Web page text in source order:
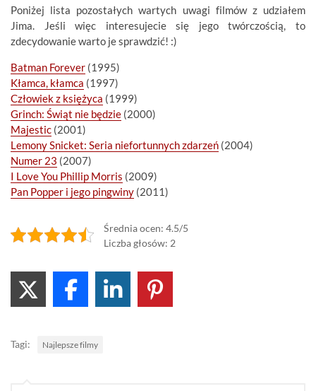
Poniżej lista pozostałych wartych uwagi filmów z udziałem
Jima. Jeśli więc interesujecie się jego twórczością, to
zdecydowanie warto je sprawdzić! :)
Batman Forever (1995)
Kłamca, kłamca (1997)
Człowiek z księżyca (1999)
Grinch: Świąt nie będzie (2000)
Majestic (2001)
Lemony Snicket: Seria niefortunnych zdarzeń (2004)
Numer 23 (2007)
I Love You Phillip Morris (2009)
Pan Popper i jego pingwiny (2011)
Średnia ocen: 4.5/5
Liczba głosów: 2
Tagi: Najlepsze filmy